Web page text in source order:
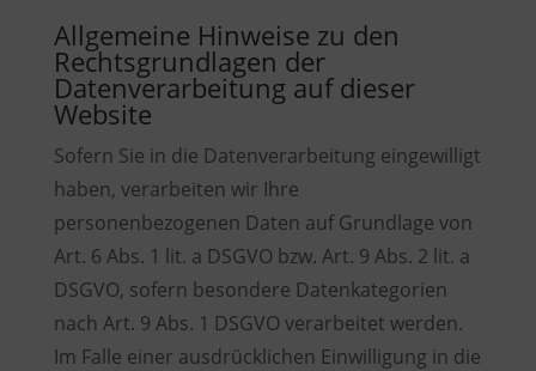
Allgemeine Hinweise zu den
Rechtsgrundlagen der
Datenverarbeitung auf dieser
Website
Sofern Sie in die Datenverarbeitung eingewilligt
haben, verarbeiten wir Ihre
personenbezogenen Daten auf Grundlage von
Art. 6 Abs. 1 lit. a DSGVO bzw. Art. 9 Abs. 2 lit. a
DSGVO, sofern besondere Datenkategorien
nach Art. 9 Abs. 1 DSGVO verarbeitet werden.
Im Falle einer ausdrücklichen Einwilligung in die